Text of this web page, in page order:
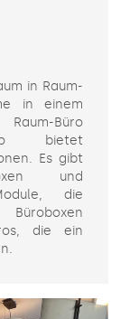
in Raum-
in einem
Büro
bietet
Es gibt
und
die
die ein